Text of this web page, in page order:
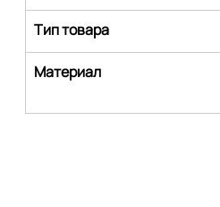
Тип товара
Материал